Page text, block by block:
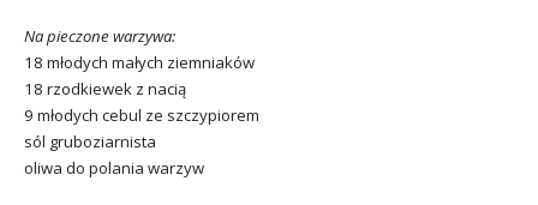
Na pieczone warzywa:
18 młodych małych ziemniaków
18 rzodkiewek z nacią
9 młodych cebul ze szczypiorem
sól gruboziarnista
oliwa do polania warzyw